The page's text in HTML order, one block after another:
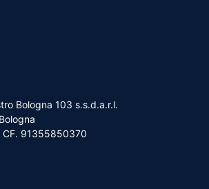
Bologna 103 s.s.d.a.r.l.
91355850370